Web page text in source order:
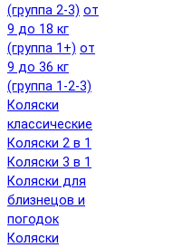
(группа 2-3) от
9 до 18 кг
(группа 1+) от
9 до 36 кг
(группа 1-2-3)
Коляски
классические
Коляски 2 в 1
Коляски 3 в 1
Коляски для
близнецов и
погодок
Коляски